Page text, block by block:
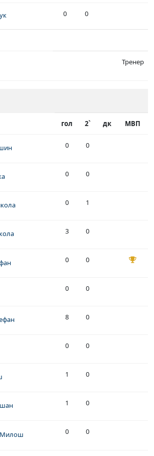
0 0
Тренер
гол 2` дк МВП
0 0
0 0
0 1
3 0
0 0
0 0
8 0
0 0
1 0
1 0
Милош 0 0